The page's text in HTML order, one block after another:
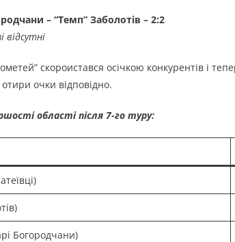
– “Темп” Заболотів – 2:2
відсутні
скороистався осічкою конкурентів і
очки відповідно.
області після 7-го туру:
Богородчани)